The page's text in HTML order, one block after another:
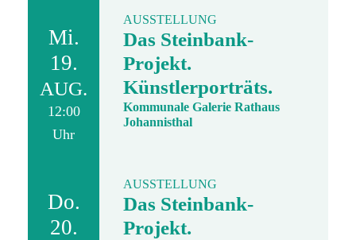
Mi.
19.
AUG.
12:00
Uhr
AUSSTELLUNG
Das Steinbank-
Projekt.
Künstlerporträts.
Kommunale Galerie Rathaus
Johannisthal
Do.
20.
AUSSTELLUNG
Das Steinbank-
Projekt.